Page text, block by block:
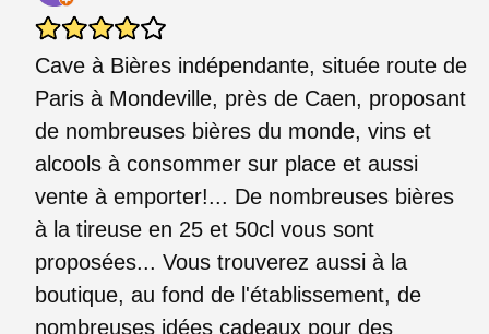
Cave à Bières indépendante, située route de
Paris à Mondeville, près de Caen, proposant
de nombreuses bières du monde, vins et
alcools à consommer sur place et aussi
vente à emporter!... De nombreuses bières
à la tireuse en 25 et 50cl vous sont
proposées... Vous trouverez aussi à la
boutique, au fond de l'établissement, de
nombreuses idées cadeaux pour des